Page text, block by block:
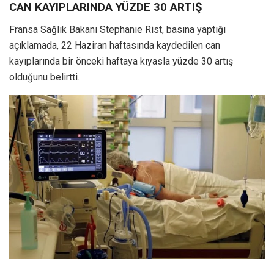
CAN KAYIPLARINDA YÜZDE 30 ARTIŞ
Fransa Sağlık Bakanı Stephanie Rist, basına yaptığı
açıklamada, 22 Haziran haftasında kaydedilen can
kayıplarında bir önceki haftaya kıyasla yüzde 30 artış
olduğunu belirtti.